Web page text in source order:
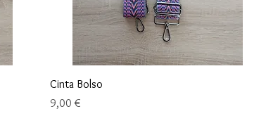
Cinta Bolso
Preu
9,00 €